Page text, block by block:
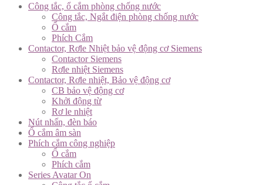
Công tắc, ổ cắm phòng chống nước
Công tắc, Ngắt điện phòng chống nước
Ổ cắm
Phích Cắm
Contactor, Rơle Nhiệt bảo vệ động cơ Siemens
Contactor Siemens
Rơle nhiệt Siemens
Contactor, Rơle nhiệt, Bảo vệ động cơ
CB bảo vệ động cơ
Khởi động từ
Rơ le nhiệt
Nút nhấn, đèn báo
Ổ cắm âm sàn
Phích cắm công nghiệp
Ổ cắm
Phích cắm
Series Avatar On